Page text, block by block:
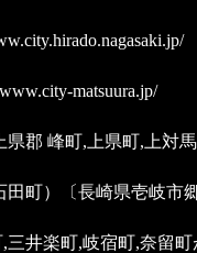
matsuura.jp/
県郡 峰町,上県町,上対
町）〔長崎県壱岐市
三井楽町,岐宿町,奈留